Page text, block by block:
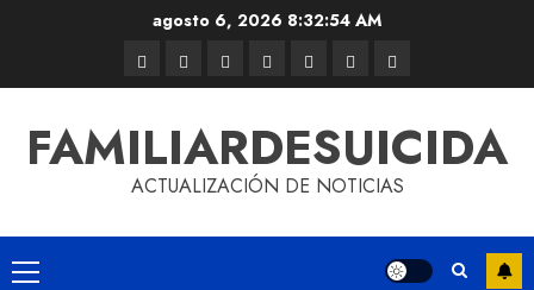
agosto 6, 2026 8:32:54 AM
FAMILIARDESUICIDA
ACTUALIZACIÓN DE NOTICIAS